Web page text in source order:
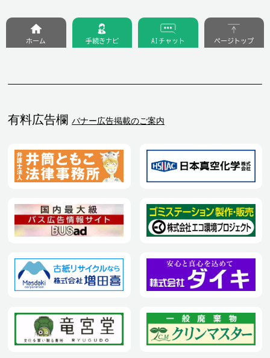
有料広告欄 バナー広告掲載のご案内
ホーム 手続きナビ AIチャット ページトップ